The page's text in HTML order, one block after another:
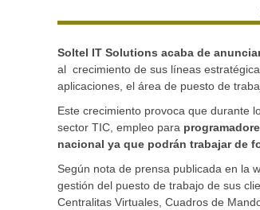
Soltel IT Solutions acaba de
al crecimiento de sus líneas
aplicaciones, el área de puesto de
Este crecimiento provoca que durante
sector TIC, empleo para
nacional ya que podrán trabajar de
Según nota de prensa publicada en la
gestión del puesto de trabajo de sus
Centralitas Virtuales, Cuadros de